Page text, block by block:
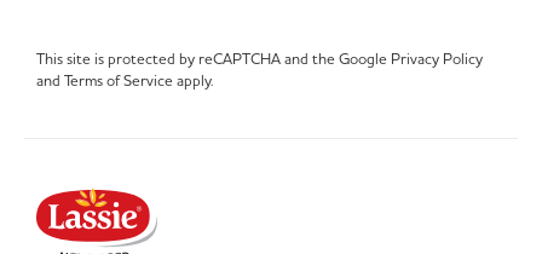
This site is protected by reCAPTCHA and the Google Privacy Policy
and Terms of Service apply.